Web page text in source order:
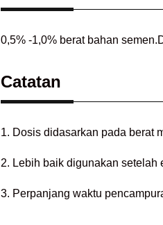
0,5% -1,0% berat bahan
Catatan
1. Dosis didasarkan pada berat
2. Lebih baik digunakan setelah
3. Perpanjang waktu